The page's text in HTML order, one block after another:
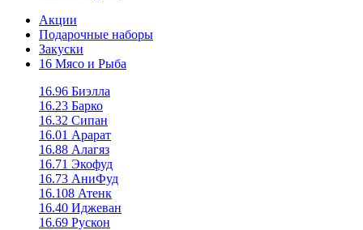
Акции
Подарочные наборы
Закуски
16 Мясо и Рыба
16.96 Биэлла
16.23 Барко
16.32 Сипан
16.01 Арарат
16.88 Алагяз
16.71 Экофуд
16.73 АниФуд
16.108 Атенк
16.40 Иджеван
16.69 Рускон